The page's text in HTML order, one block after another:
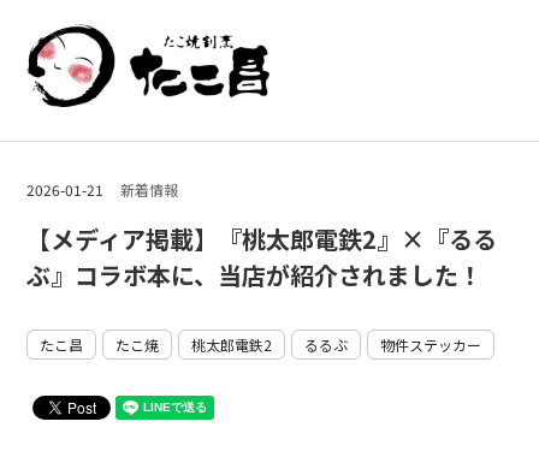
2026-01-21 新着情報
【メディア掲載】『桃太郎電鉄2』×『るる
ぶ』コラボ本に、当店が紹介されました！
たこ昌 たこ焼 桃太郎電鉄2 るるぶ 物件ステッカー